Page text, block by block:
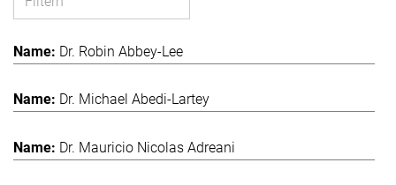
Dr. Robin Abbey-Lee
Dr. Michael Abedi-Lartey
Dr. Mauricio Nicolas Adreani